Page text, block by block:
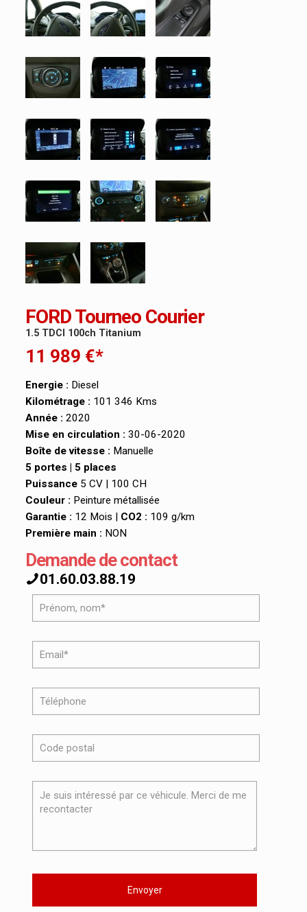
FORD Tourneo Courier
1.5 TDCI 100ch Titanium
11 989 €*
Energie : Diesel
Kilométrage : 101 346 Kms
Année : 2020
Mise en circulation : 30-06-2020
Boîte de vitesse : Manuelle
5 portes | 5 places
Puissance 5 CV | 100 CH
Couleur : Peinture métallisée
Garantie : 12 Mois | CO2 : 109 g/km
Première main : NON
Demande de contact
01.60.03.88.19